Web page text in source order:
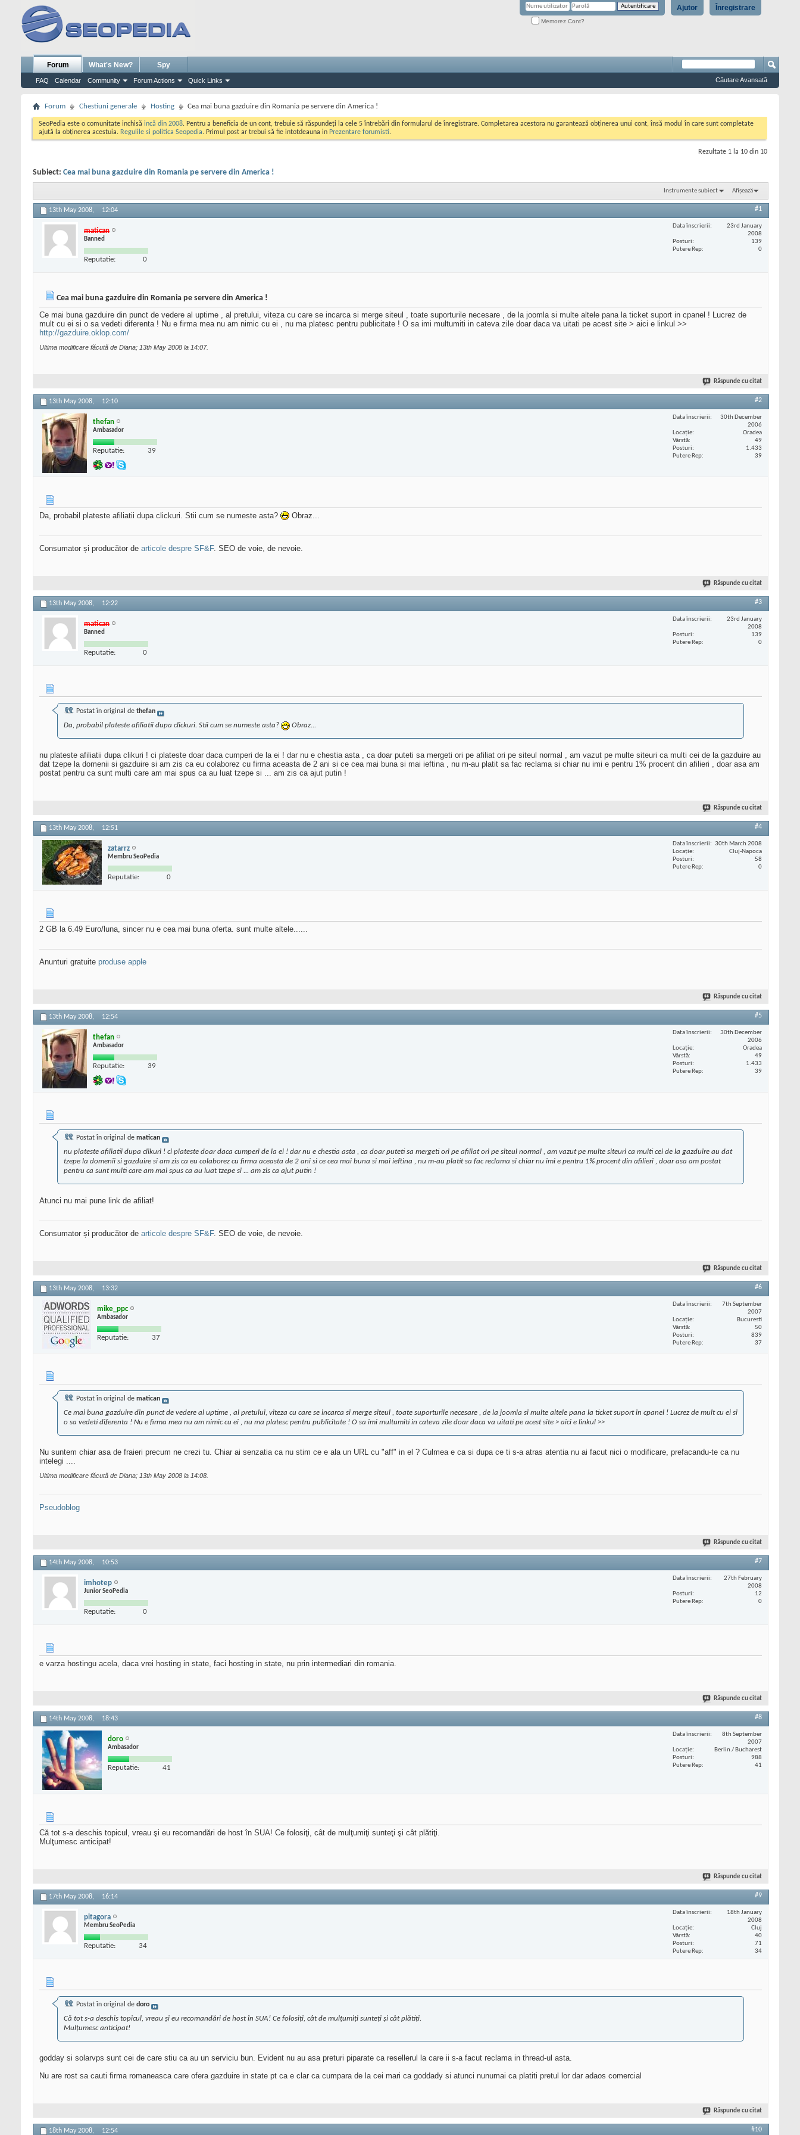
Înregistrare
Ajutor
Memorez Cont?
Forum
FAQ Calendar Community Forum Actions Quick Links
What's New? Spy
Căutare Avansată
Forum Chestiuni generale Hosting Cea mai buna gazduire din Romania pe servere din America !
SeoPedia este o comunitate inchisă incă din 2008. Pentru a beneficia de un cont, trebuie să răspundeți la cele 5 întrebări din formularul de înregistrare. Completarea acestora nu garantează obținerea unui cont, însă modul în care sunt completate
ajută la obținerea acestuia. Regulile si politica Seopedia. Primul post ar trebui să fie intotdeauna in Prezentare forumisti.
Rezultate 1 la 10 din 10
Subiect: Cea mai buna gazduire din Romania pe servere din America !
Instrumente subiect Afișează
13th May 2008, 12:04 #1
matican
Banned
Reputatie: 0
Data înscrierii
23rd January
2008
Posturi
139
Putere Rep
0
Cea mai buna gazduire din Romania pe servere din America !
Ce mai buna gazduire din punct de vedere al uptime , al pretului, viteza cu care se incarca si merge siteul , toate suporturile necesare , de la joomla si multe altele pana la ticket suport in cpanel ! Lucrez de
mult cu ei si o sa vedeti diferenta ! Nu e firma mea nu am nimic cu ei , nu ma platesc pentru publicitate ! O sa imi multumiti in cateva zile doar daca va uitati pe acest site > aici e linkul >>
http://gazduire.oklop.com/
Ultima modificare făcută de Diana; 13th May 2008 la 14:07.
Răspunde cu citat
13th May 2008, 12:10 #2
thefan
Ambasador
Reputatie: 39
Data înscrierii
30th December
2006
Locaţie
Oradea
Vârstă
49
Posturi
1.433
Putere Rep
39
Da, probabil plateste afiliatii dupa clickuri. Stii cum se numeste asta? Obraz...
Consumator și producător de articole despre SF&F. SEO de voie, de nevoie.
Răspunde cu citat
13th May 2008, 12:22 #3
matican
Banned
Reputatie: 0
Data înscrierii
23rd January
2008
Posturi
139
Putere Rep
0
Postat în original de thefan
Da, probabil plateste afiliatii dupa clickuri. Stii cum se numeste asta? Obraz...
nu plateste afiliatii dupa clikuri ! ci plateste doar daca cumperi de la ei ! dar nu e chestia asta , ca doar puteti sa mergeti ori pe afiliat ori pe siteul normal , am vazut pe multe siteuri ca multi cei de la gazduire au
dat tzepe la domenii si gazduire si am zis ca eu colaborez cu firma aceasta de 2 ani si ce cea mai buna si mai ieftina , nu m-au platit sa fac reclama si chiar nu imi e pentru 1% procent din afilieri , doar asa am
postat pentru ca sunt multi care am mai spus ca au luat tzepe si ... am zis ca ajut putin !
Răspunde cu citat
13th May 2008, 12:51 #4
zatarrz
Membru SeoPedia
Reputatie: 0
Data înscrierii
30th March 2008
Locaţie
Cluj-Napoca
Posturi
58
Putere Rep
0
2 GB la 6.49 Euro/luna, sincer nu e cea mai buna oferta. sunt multe altele......
Anunturi gratuite produse apple
Răspunde cu citat
13th May 2008, 12:54 #5
thefan
Ambasador
Reputatie: 39
Data înscrierii
30th December
2006
Locaţie
Oradea
Vârstă
49
Posturi
1.433
Putere Rep
39
Postat în original de matican
nu plateste afiliatii dupa clikuri ! ci plateste doar daca cumperi de la ei ! dar nu e chestia asta , ca doar puteti sa mergeti ori pe afiliat ori pe siteul normal , am vazut pe multe siteuri ca multi cei de la gazduire au dat
tzepe la domenii si gazduire si am zis ca eu colaborez cu firma aceasta de 2 ani si ce cea mai buna si mai ieftina , nu m-au platit sa fac reclama si chiar nu imi e pentru 1% procent din afilieri , doar asa am postat
pentru ca sunt multi care am mai spus ca au luat tzepe si ... am zis ca ajut putin !
Atunci nu mai pune link de afiliat!
Consumator și producător de articole despre SF&F. SEO de voie, de nevoie.
Răspunde cu citat
13th May 2008, 13:32 #6
mike_ppc
Ambasador
Reputatie: 37
Data înscrierii
7th September
2007
Locaţie
Bucuresti
Vârstă
50
Posturi
839
Putere Rep
37
Postat în original de matican
Ce mai buna gazduire din punct de vedere al uptime , al pretului, viteza cu care se incarca si merge siteul , toate suporturile necesare , de la joomla si multe altele pana la ticket suport in cpanel ! Lucrez de mult cu ei si
o sa vedeti diferenta ! Nu e firma mea nu am nimic cu ei , nu ma platesc pentru publicitate ! O sa imi multumiti in cateva zile doar daca va uitati pe acest site > aici e linkul >>
Nu suntem chiar asa de fraieri precum ne crezi tu. Chiar ai senzatia ca nu stim ce e ala un URL cu "aff" in el ? Culmea e ca si dupa ce ti s-a atras atentia nu ai facut nici o modificare, prefacandu-te ca nu
intelegi ....
Ultima modificare făcută de Diana; 13th May 2008 la 14:08
Pseudoblog
Răspunde cu citat
14th May 2008, 10:53 #7
imhotep
Junior SeoPedia
Reputatie: 0
Data înscrierii
27th February
2008
Posturi
12
Putere Rep
0
e varza hostingu acela, daca vrei hosting in state, faci hosting in state, nu prin intermediari din romania.
Răspunde cu citat
14th May 2008, 18:43 #8
doro
Ambasador
Reputatie: 41
Data înscrierii
8th September
2007
Locaţie
Berlin / Bucharest
Posturi
988
Putere Rep
41
Că tot s-a deschis topicul, vreau şi eu recomandări de host în SUA! Ce folosiţi, cât de mulţumiţi sunteţi şi cât plătiţi.
Mulţumesc anticipat!
Răspunde cu citat
17th May 2008, 16:14 #9
pitagora
Membru SeoPedia
Reputatie: 34
Data înscrierii
18th January
2008
Locaţie
Cluj
Vârstă
40
Posturi
71
Putere Rep
34
Postat în original de doro
Că tot s-a deschis topicul, vreau şi eu recomandări de host în SUA! Ce folosiţi, cât de mulţumiţi sunteţi şi cât plătiţi.
Mulţumesc anticipat!
godday si solarvps sunt cei de care stiu ca au un serviciu bun. Evident nu au asa preturi piparate ca resellerul la care ii s-a facut reclama in thread-ul asta.
Nu are rost sa cauti firma romaneasca care ofera gazduire in state pt ca e clar ca cumpara de la cei mari ca goddady si atunci nunumai ca platiti pretul lor dar adaos comercial
Răspunde cu citat
18th May 2008, 12:54 #10